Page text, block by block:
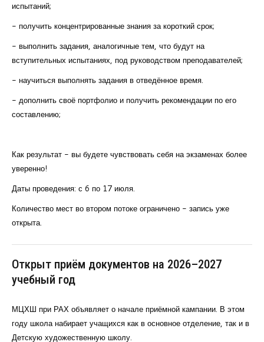
испытаний;
- получить концентрированные знания за короткий срок;
- выполнить задания, аналогичные тем, что будут на
вступительных испытаниях, под руководством преподавателей;
- научиться выполнять задания в отведённое время.
- дополнить своё портфолио и получить рекомендации по его
составлению;
Как результат - вы будете чувствовать себя на экзаменах более
уверенно!
Даты проведения: с 6 по 17 июля.
Количество мест во втором потоке ограничено - запись уже
открыта.
Открыт приём документов на 2026–2027
учебный год
МЦХШ при РАХ объявляет о начале приёмной кампании. В этом
году школа набирает учащихся как в основное отделение, так и в
Детскую художественную школу.